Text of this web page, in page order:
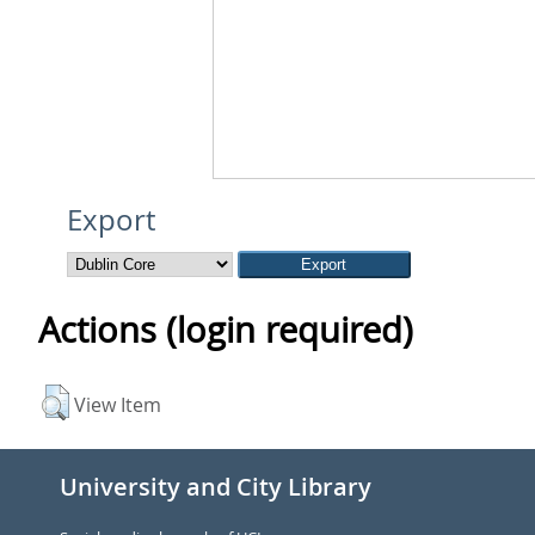
Export
Actions (login required)
View Item
University and City Library